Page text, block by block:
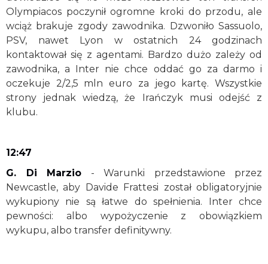
Olympiacos poczynił ogromne kroki do przodu, ale
wciąż brakuje zgody zawodnika. Dzwoniło Sassuolo,
PSV, nawet Lyon w ostatnich 24 godzinach
kontaktował się z agentami. Bardzo dużo zależy od
zawodnika, a Inter nie chce oddać go za darmo i
oczekuje 2/2,5 mln euro za jego kartę. Wszystkie
strony jednak wiedzą, że Irańczyk musi odejść z
klubu.
12:47
G. Di Marzio - Warunki przedstawione przez
Newcastle, aby Davide Frattesi został obligatoryjnie
wykupiony nie są łatwe do spełnienia. Inter chce
pewności: albo wypożyczenie z obowiązkiem
wykupu, albo transfer definitywny.